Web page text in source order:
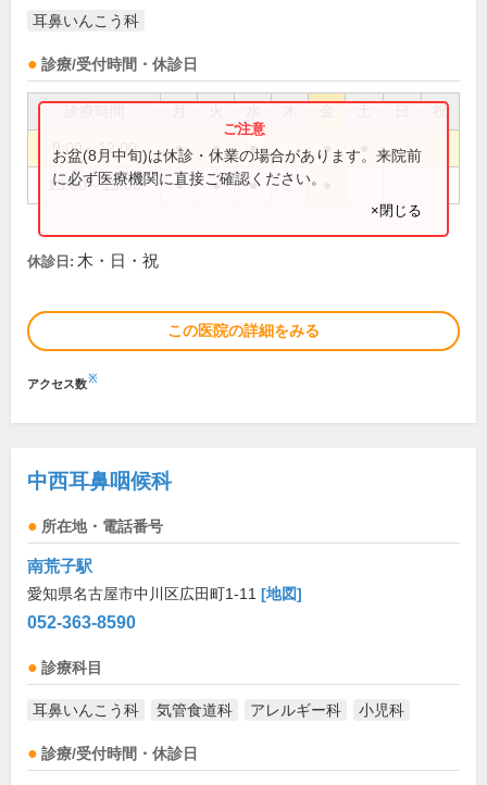
耳鼻いんこう科
診療/受付時間・休診日
祝
9:00～12:00 ● ● ● ●
15:00～19:00 ● ● ●
お盆(8月中旬)は休診・休業の場合があります。来院前
に必ず医療機関に直接ご確認ください。
×閉じる
休診日: 木・日・祝
この医院の詳細をみる
アクセス数※
中西耳鼻咽候科
所在地・電話番号
南荒子駅
愛知県名古屋市中川区広田町1-11 [地図]
052-363-8590
診療科目
耳鼻いんこう科 気管食道科 アレルギー科 小児科
診療/受付時間・休診日